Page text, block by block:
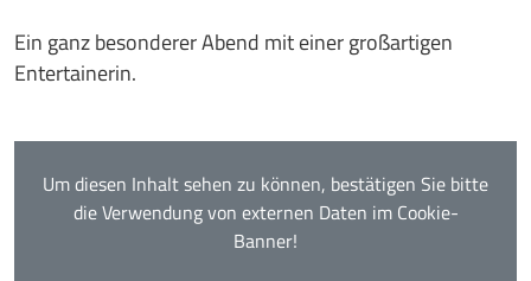
Um diesen Inhalt sehen zu können, bestätigen Sie bitte
die Verwendung von externen Daten im Cookie-
Banner!
Ein ganz besonderer Abend mit einer großartigen
Entertainerin.